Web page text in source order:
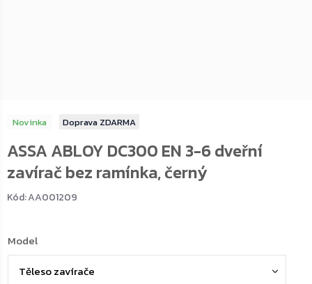
Novinka ZDARMA
ASSA ABLOY DC300 EN 3-6 dveřní
zavírač bez ramínka, černý
Kód:AA001209
Model